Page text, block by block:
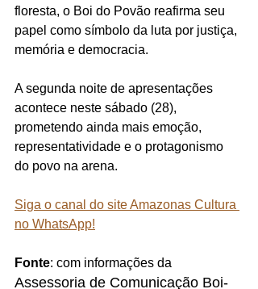
floresta, o Boi do Povão reafirma seu
papel como símbolo da luta por justiça,
memória e democracia.
A segunda noite de apresentações
acontece neste sábado (28),
prometendo ainda mais emoção,
representatividade e o protagonismo
do povo na arena.
Siga o canal do site Amazonas Cultura
no WhatsApp!
Fonte: com informações da
Assessoria de Comunicação Boi-